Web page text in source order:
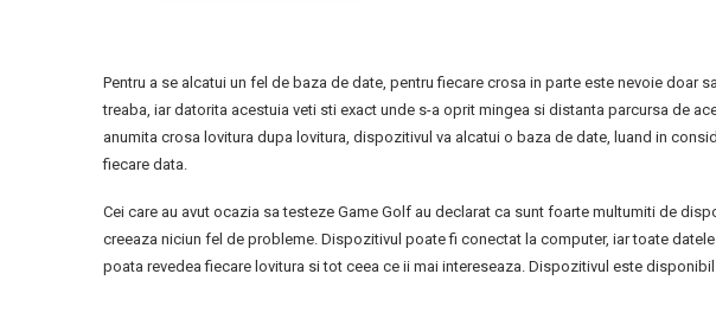
Pentru a se alcatui un fel de baza de date, pentru fiecare crosa in parte este nevoie doar
treaba, iar datorita acestuia veti sti exact unde s-a oprit mingea si distanta parcursa de
anumita crosa lovitura dupa lovitura, dispozitivul va alcatui o baza de date, luand in
fiecare data.
Cei care au avut ocazia sa testeze Game Golf au declarat ca sunt foarte multumiti de
creeaza niciun fel de probleme. Dispozitivul poate fi conectat la computer, iar toate
poata revedea fiecare lovitura si tot ceea ce ii mai intereseaza. Dispozitivul este